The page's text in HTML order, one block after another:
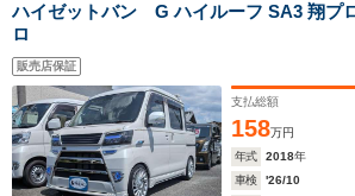
ハイゼットバン G ハイルーフ SA3 翔プ
ロ
販売店保証
支払総額
158万円
年式
2018年
車検
'26/10